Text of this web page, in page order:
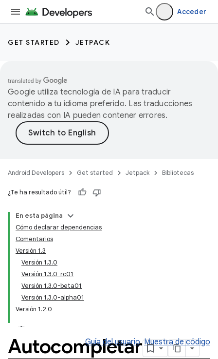
Acceder
GET STARTED JETPACK
Google utiliza tecnología de IA para traducir
contenido a tu idioma preferido. Las traducciones
realizadas con IA pueden contener errores.
Android Developers Get started Jetpack Bibliotecas
¿Te ha resultado útil?
En esta página
Cómo declarar dependencias
Comentarios
Versión 1.3
Versión 1.3.0
Versión 1.3.0-rc01
Versión 1.3.0-beta01
Versión 1.3.0-alpha01
Versión 1.2.0
Autocompletar
Guía del usuario Muestra de código